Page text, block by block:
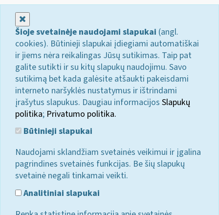
Šioje svetainėje naudojami slapukai (angl.
cookies). Būtinieji slapukai įdiegiami automatiškai
ir jiems nėra reikalingas Jūsų sutikimas. Taip pat
galite sutikti ir su kitų slapukų naudojimu. Savo
sutikimą bet kada galėsite atšaukti pakeisdami
interneto naršyklės nustatymus ir ištrindami
įrašytus slapukus. Daugiau informacijos Slapukų
politika; Privatumo politika.
Būtinieji slapukai
Naudojami sklandžiam svetainės veikimui ir įgalina
pagrindines svetainės funkcijas. Be šių slapukų
svetainė negali tinkamai veikti.
Analitiniai slapukai